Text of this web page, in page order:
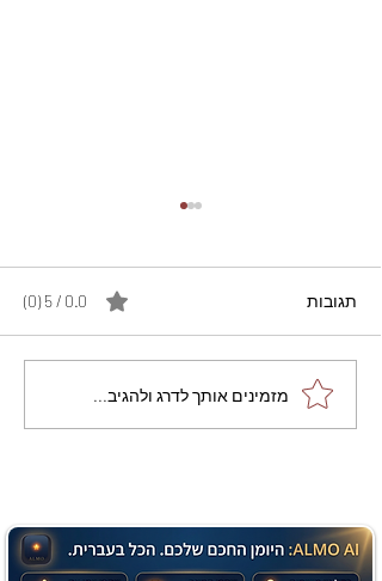
מתכון מנצח עוגת מייפל
שוקולד בחושה וקלה - זיוה
תגובות 0.0 / 5 ‏(0)
מזמינים אותך לדרג ולהגיב...